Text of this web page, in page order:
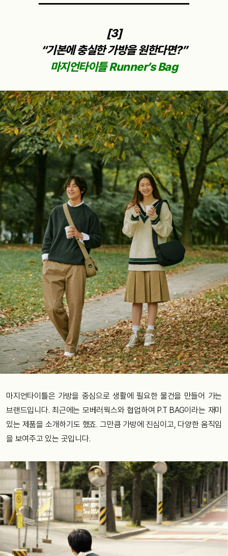
[3]
“기본에 충실한 가방을 원한다면?”
마지언타이틀 Runner’s Bag
마지언타이틀은 가방을 중심으로 생활에 필요한 물건을 만들어 가는
브랜드입니다. 최근에는 모베러웍스와 협업하여 P.T BAG이라는 재미
있는 제품을 소개하기도 했죠. 그만큼 가방에 진심이고, 다양한 움직임
을 보여주고 있는 곳입니다.